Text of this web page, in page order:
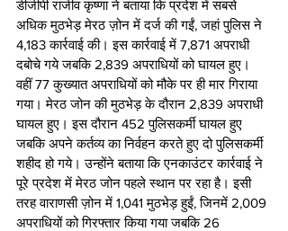
डीजीपी राजीव कृष्णा ने बताया कि प्रदेश में सबसे
अधिक मुठभेड़ मेरठ ज़ोन में दर्ज की गईं, जहां पुलिस ने
4,183 कार्रवाई की। इस कार्रवाई में 7,871 अपराधी
दबोचे गये जबकि 2,839 अपराधियों को घायल हुए।
वहीं 77 कुख्यात अपराधियों को मौके पर ही मार गिराया
गया। मेरठ जोन की मुठभेड़ के दौरान 2,839 अपराधी
घायल हुए। इस दौरान 452 पुलिसकर्मी घायल हुए
जबकि अपने कर्तव्य का निर्वहन करते हुए दो पुलिसकर्मी
शहीद हो गये। उन्होंने बताया कि एनकाउंटर कार्रवाई ने
पूरे प्रदेश में मेरठ जोन पहले स्थान पर रहा है। इसी
तरह वाराणसी ज़ोन में 1,041 मुठभेड़ हुईं, जिनमें 2,009
अपराधियों को गिरफ्तार किया गया जबकि 26